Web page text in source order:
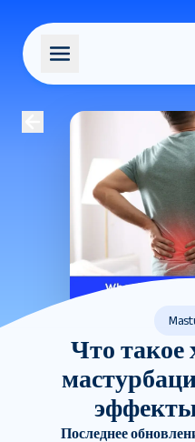
Что такое
Последнее